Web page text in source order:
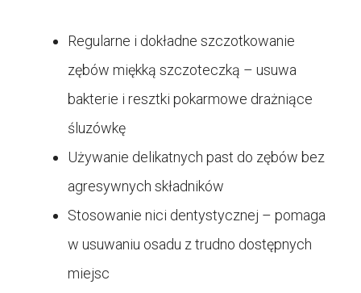
Regularne i dokładne szczotkowanie
zębów miękką szczoteczką – usuwa
bakterie i resztki pokarmowe drażniące
śluzówkę
Używanie delikatnych past do zębów bez
agresywnych składników
Stosowanie nici dentystycznej – pomaga
w usuwaniu osadu z trudno dostępnych
miejsc